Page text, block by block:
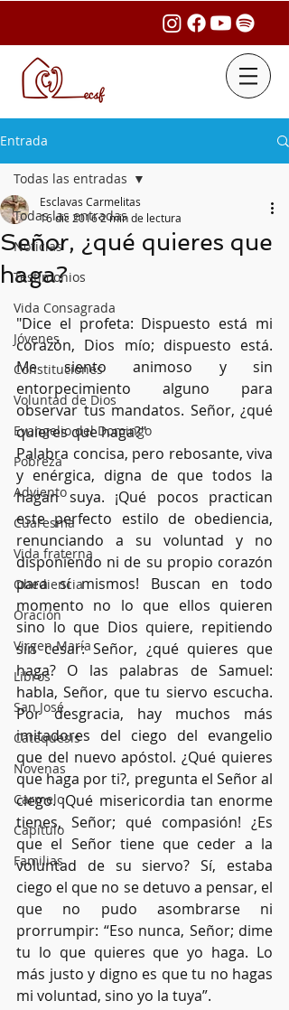
Entrada
Todas las entradas
Noticias
Testimonios
Vida Consagrada
Jóvenes
Constituciones
Voluntad de Dios
Evangelio del Domingo
Pobreza
Adviento
Cuaresma
Vida fraterna
Obediencia
Oración
Virgen María
Libros
San José
Catequesis
Novenas
Carmelo
Capítulo
Familias
Todas las entradas
Señor, ¿qué quieres que
haga?
Esclavas Carmelitas
16 dic 20162 min de lectura
"Dice el profeta: Dispuesto está mi
corazón, Dios mío; dispuesto está.
Me siento animoso y sin
entorpecimiento alguno para
observar tus mandatos. Señor, ¿qué
quieres que haga?"
Palabra concisa, pero rebosante, viva
y enérgica, digna de que todos la
hagan suya. ¡Qué pocos practican
este perfecto estilo de obediencia,
renunciando a su voluntad y no
disponiendo ni de su propio corazón
para sí mismos! Buscan en todo
momento no lo que ellos quieren
sino lo que Dios quiere, repitiendo
sin cesar: Señor, ¿qué quieres que
haga? O las palabras de Samuel:
habla, Señor, que tu siervo escucha.
Por desgracia, hay muchos más
imitadores del ciego del evangelio
que del nuevo apóstol. ¿Qué quieres
que haga por ti?, pregunta el Señor al
ciego. ¡Qué misericordia tan enorme
tienes, Señor; qué compasión! ¿Es
que el Señor tiene que ceder a la
voluntad de su siervo? Sí, estaba
ciego el que no se detuvo a pensar, el
que no pudo asombrarse ni
prorrumpir: “Eso nunca, Señor; dime
tu lo que quieres que yo haga. Lo
más justo y digno es que tu no hagas
mi voluntad, sino yo la tuya”.